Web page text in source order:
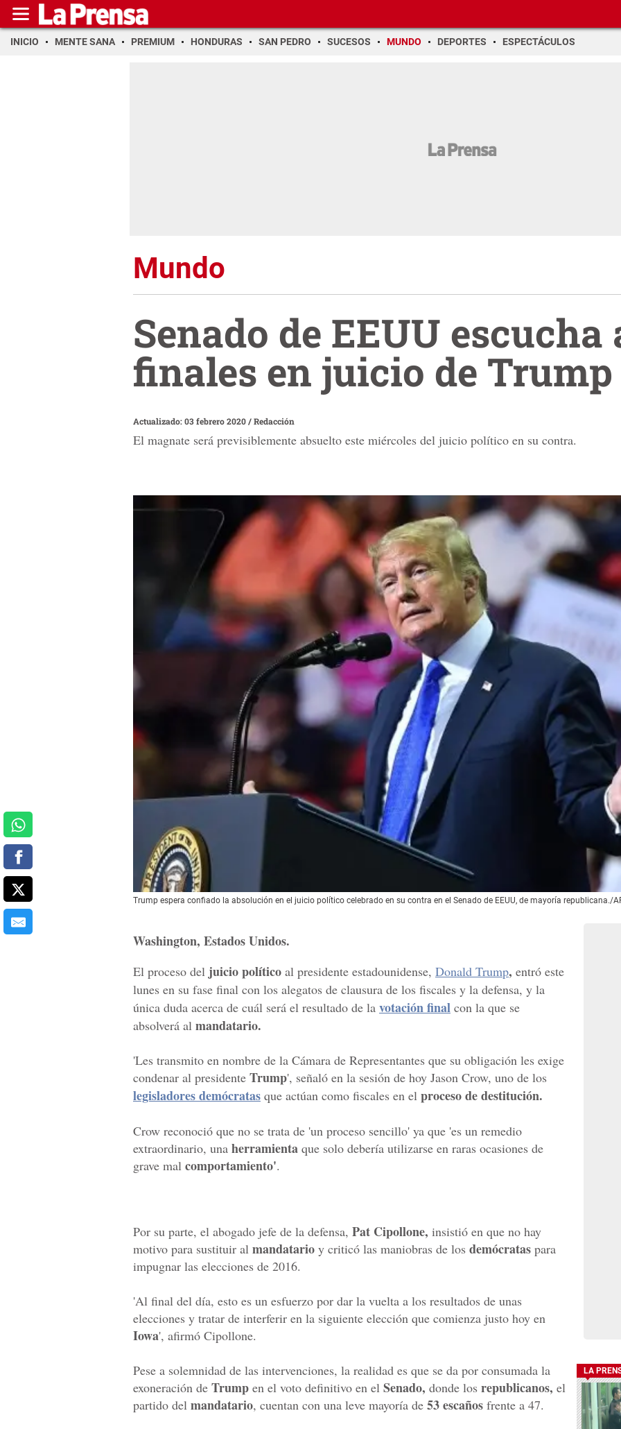
INICIO MENTE SANA PREMIUM HONDURAS SAN PEDRO SUCESOS MUNDO DEPORTES ESPECTÁCULOS
Mundo
Senado de EEUU escucha
finales en juicio de Trump
Actualizado: 03 febrero 2020/Redacción
El magnate será previsiblemente absuelto este miércoles del juicio político en su contra.
Trump espera confiado la absolución en el juicio político celebrado en su contra en el Senado de EEUU, de mayoría republicana./
Washington, Estados Unidos.
El proceso del juicio político al presidente estadounidense, Donald Trump, entró este
lunes en su fase final con los alegatos de clausura de los fiscales y la defensa, y la
única duda acerca de cuál será el resultado de la votación final con la que se
absolverá al mandatario.
'Les transmito en nombre de la Cámara de Representantes que su obligación les exige
condenar al presidente Trump', señaló en la sesión de hoy Jason Crow, uno de los
legisladores demócratas que actúan como fiscales en el proceso de destitución.
Crow reconoció que no se trata de 'un proceso sencillo' ya que 'es un remedio
extraordinario, una herramienta que solo debería utilizarse en raras ocasiones de
grave mal comportamiento'.
Por su parte, el abogado jefe de la defensa, Pat Cipollone, insistió en que no hay
motivo para sustituir al mandatario y criticó las maniobras de los demócratas para
impugnar las elecciones de 2016.
'Al final del día, esto es un esfuerzo por dar la vuelta a los resultados de unas
elecciones y tratar de interferir en la siguiente elección que comienza justo hoy en
Iowa', afirmó Cipollone.
Pese a solemnidad de las intervenciones, la realidad es que se da por consumada la
exoneración de Trump en el voto definitivo en el Senado, donde los republicanos, el
partido del mandatario, cuentan con una leve mayoría de 53 escaños frente a 47.
LA